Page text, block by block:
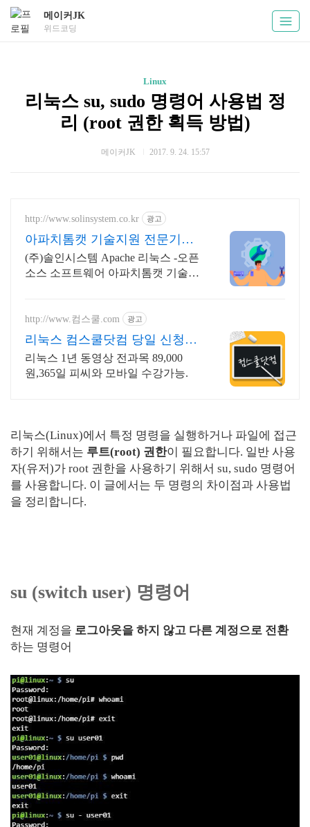
메이커JK
위드코딩
Linux
리눅스 su, sudo 명령어 사용법 정
리 (root 권한 획득 방법)
메이커JK 2017. 9. 24. 15:57
http://www.solinsystem.co.kr 광고
아파치톰캣 기술지원 전문기업
20년이상 기술지원 노하우
(주)솔인시스템 Apache 리눅스 -오픈
소스 소프트웨어 아파치톰캣 기술지
http://www.컴스쿨.com 광고
리눅스 컴스쿨닷컴 당일 신청&
결제시 기프티콘!
리눅스 1년 동영상 전과목 89,000
원,365일 피씨와 모바일 수강가능.
리눅스(Linux)에서 특정 명령을 실행하거나 파일에 접근
하기 위해서는 루트(root) 권한이 필요합니다. 일반 사용
자(유저)가 root 권한을 사용하기 위해서 su, sudo 명령어
를 사용합니다. 이 글에서는 두 명령의 차이점과 사용법
을 정리합니다.
su (switch user) 명령어
현재 계정을 로그아웃을 하지 않고 다른 계정으로 전환
하는 명령어